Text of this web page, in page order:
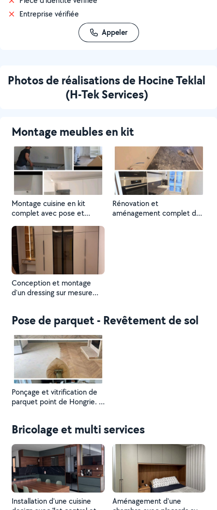
Entreprise vérifiée
Appeler
Photos de réalisations de Hocine Teklal
(H-Tek Services)
Montage meubles en kit
Montage cuisine en kit
complet avec pose et
Résultat professionnel et
soigné.?
Rénovation et
aménagement complet de
Conception et montage
d'un dressing sur mesure
coiffeuse avec éclairage
soignée. Service sur Paris et
banlieue.
Pose de parquet - Revêtement de sol
Ponçage et vitrification de
parquet point de Hongrie. ?
satinée.
Bricolage et multi services
Installation d'une cuisine
Aménagement d'une